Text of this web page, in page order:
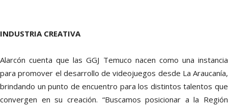
INDUSTRIA CREATIVA
Alarcón cuenta que las GGJ Temuco nacen como una instancia
para promover el desarrollo de videojuegos desde La Araucanía,
brindando un punto de encuentro para los distintos talentos que
convergen en su creación. “Buscamos posicionar a la Región